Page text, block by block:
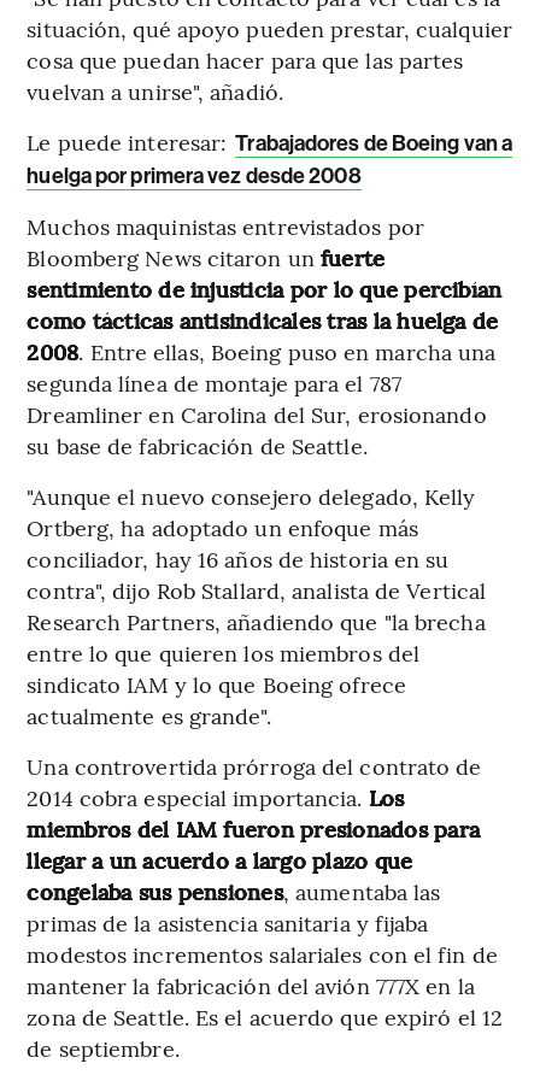
situación, qué apoyo pueden prestar, cualquier
cosa que puedan hacer para que las partes
vuelvan a unirse", añadió.
Le puede interesar: Trabajadores de Boeing van a
huelga por primera vez desde 2008
Muchos maquinistas entrevistados por
Bloomberg News citaron un fuerte
sentimiento de injusticia por lo que percibían
como tácticas antisindicales tras la huelga de
2008. Entre ellas, Boeing puso en marcha una
segunda línea de montaje para el 787
Dreamliner en Carolina del Sur, erosionando
su base de fabricación de Seattle.
"Aunque el nuevo consejero delegado, Kelly
Ortberg, ha adoptado un enfoque más
conciliador, hay 16 años de historia en su
contra", dijo Rob Stallard, analista de Vertical
Research Partners, añadiendo que "la brecha
entre lo que quieren los miembros del
sindicato IAM y lo que Boeing ofrece
actualmente es grande".
Una controvertida prórroga del contrato de
2014 cobra especial importancia. Los
miembros del IAM fueron presionados para
llegar a un acuerdo a largo plazo que
congelaba sus pensiones, aumentaba las
primas de la asistencia sanitaria y fijaba
modestos incrementos salariales con el fin de
mantener la fabricación del avión 777X en la
zona de Seattle. Es el acuerdo que expiró el 12
de septiembre.